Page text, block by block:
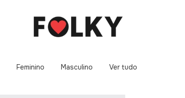
Feminino Masculino Ver tudo